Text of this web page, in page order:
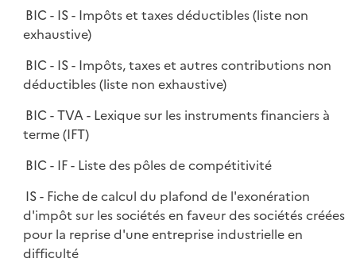
BIC - IS - Impôts et taxes déductibles (liste non
exhaustive)
BIC - IS - Impôts, taxes et autres contributions non
déductibles (liste non exhaustive)
BIC - TVA - Lexique sur les instruments financiers à
terme (IFT)
BIC - IF - Liste des pôles de compétitivité
IS - Fiche de calcul du plafond de l'exonération
d'impôt sur les sociétés en faveur des sociétés créées
pour la reprise d'une entreprise industrielle en
difficulté